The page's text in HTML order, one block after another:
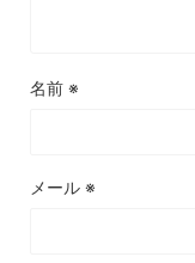
名前 ※
メール ※